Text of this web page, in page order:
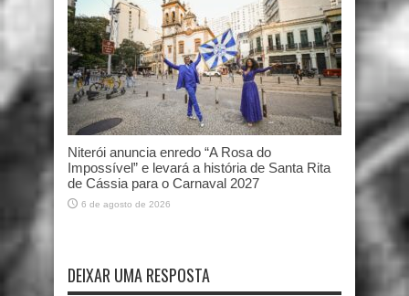
Niterói anuncia enredo “A Rosa do
Impossível” e levará a história de Santa Rita
de Cássia para o Carnaval 2027
6 de agosto de 2026
DEIXAR UMA RESPOSTA